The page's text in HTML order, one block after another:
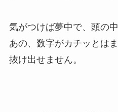
気がつけば夢中で、頭の
あの、数字がカチッとは
抜け出せません。